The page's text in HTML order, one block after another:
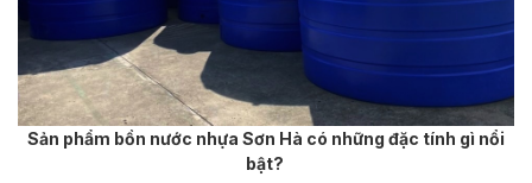
Sản phẩm bồn nước nhựa Sơn Hà có những đặc tính gì nổi
bật?